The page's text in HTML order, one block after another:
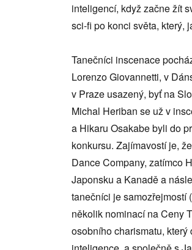
inteligencí, když začne žít
sci-fi po konci světa, který,
Tanečníci inscenace
Lorenzo Giovannetti, v
v Praze usazený, byť na
Michal Heriban se už v
a Hikaru Osakabe byli do
konkursu. Zajímavostí je,
Dance Company, zatímco
Japonsku a Kanadě a
tanečníci je samozřejmostí
několik nominací na Ceny
osobního charismatu,